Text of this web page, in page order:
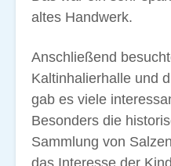
altes Handwerk.
Anschließend
Kaltinhalierhalle und
gab es viele
Besonders die
Sammlung von